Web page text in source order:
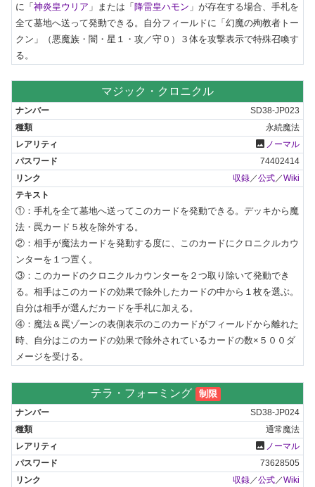
に「 神炎皇ウリア 」または「 降雷皇ハモン 」が存在する場合、手札を
全て墓地へ送って発動できる。自分フィールドに「幻魔の殉教者トー
クン」（悪魔族・闇・星１・攻／守０）３体を攻撃表示で特殊召喚す
る。
マジック・クロニクル
SD38-JP023
永続魔法
photo ノーマル
74402414
収録／公式／Wiki
①：手札を全て墓地へ送ってこのカードを発動できる。デッキから魔
法・罠カード５枚を除外する。
②：相手が魔法カードを発動する度に、このカードにクロニクルカウ
ンターを１つ置く。
③：このカードのクロニクルカウンターを２つ取り除いて発動でき
る。相手はこのカードの効果で除外したカードの中から１枚を選ぶ。
自分は相手が選んだカードを手札に加える。
④：魔法＆罠ゾーンの表側表示のこのカードがフィールドから離れた
時、自分はこのカードの効果で除外されているカードの数×５００ダ
メージを受ける。
テラ・フォーミング 制限
SD38-JP024
通常魔法
photo ノーマル
73628505
収録 ／公式 ／Wiki